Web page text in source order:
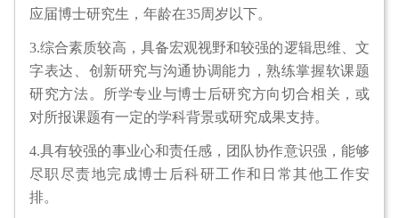
应届博士研究生，年龄在35周岁以下。
3.综合素质较高，具备宏观视野和较强的逻辑思维、文
字表达、创新研究与沟通协调能力，熟练掌握软课题
研究方法。所学专业与博士后研究方向切合相关，或
对所报课题有一定的学科背景或研究成果支持。
4.具有较强的事业心和责任感，团队协作意识强，能够
尽职尽责地完成博士后科研工作和日常其他工作安
排。